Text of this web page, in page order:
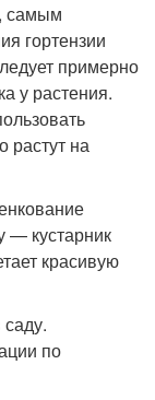
самым
гортензии
примерно
у растения.
растут на
— кустарник
красивую